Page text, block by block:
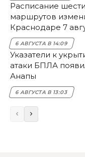
Расписание
маршрутов
Краснодаре 7
6 АВГУСТА В 14:09
Указатели к
атаки БПЛА
Анапы
6 АВГУСТА В 13:03